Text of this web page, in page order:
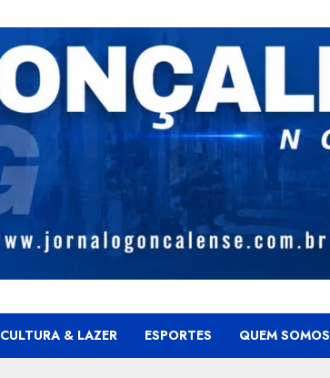
CULTURA & LAZER ESPORTES QUEM SOMOS